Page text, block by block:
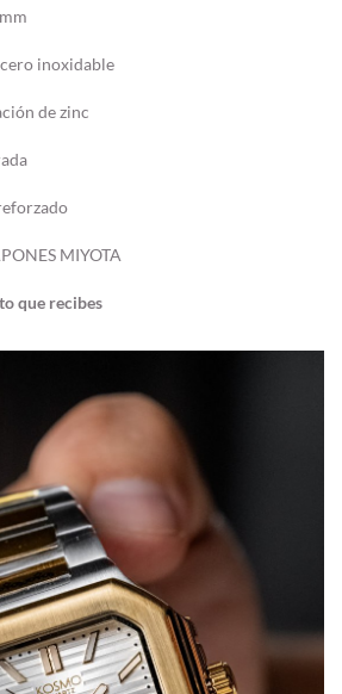
inoxidable
de zinc
MIYOTA
que recibes